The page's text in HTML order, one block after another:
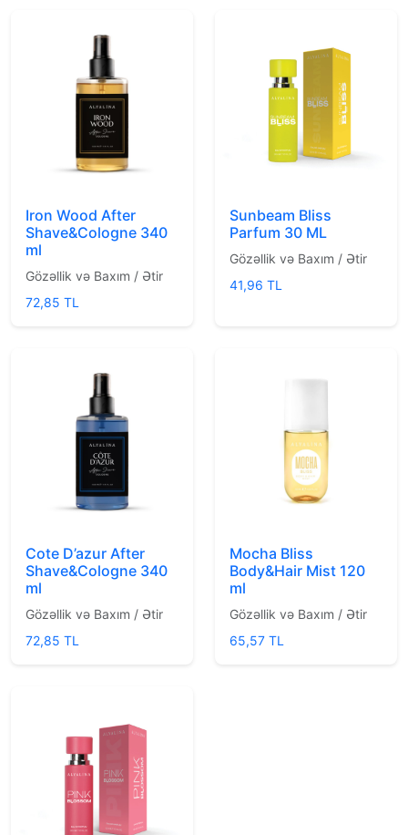
Iron Wood After
Shave&Cologne 340
ml
Gözəllik və Baxım / Ətir
72,85 TL
Sunbeam Bliss
Parfum 30 ML
Gözəllik və Baxım / Ətir
41,96 TL
Cote D’azur After
Shave&Cologne 340
ml
Gözəllik və Baxım / Ətir
72,85 TL
Mocha Bliss
Body&Hair Mist 120
ml
Gözəllik və Baxım / Ətir
65,57 TL